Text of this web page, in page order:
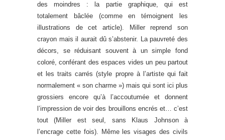
des moindres : la partie graphique, qui est
totalement bâclée (comme en témoignent les
illustrations de cet article). Miller reprend son
crayon mais il aurait dû s’abstenir. La pauvreté des
décors, se réduisant souvent à un simple fond
coloré, conférant des espaces vides un peu partout
et les traits carrés (style propre à l’artiste qui fait
normalement « son charme ») mais qui sont ici plus
grossiers encore qu’à l’accoutumée et donnent
l’impression de voir des brouillons encrés et… c’est
tout (Miller est seul, sans Klaus Johnson à
l’encrage cette fois). Même les visages des civils